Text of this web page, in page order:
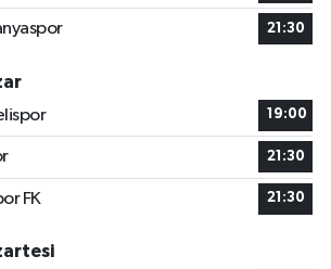
21:30
19:00
21:30
FK 21:30